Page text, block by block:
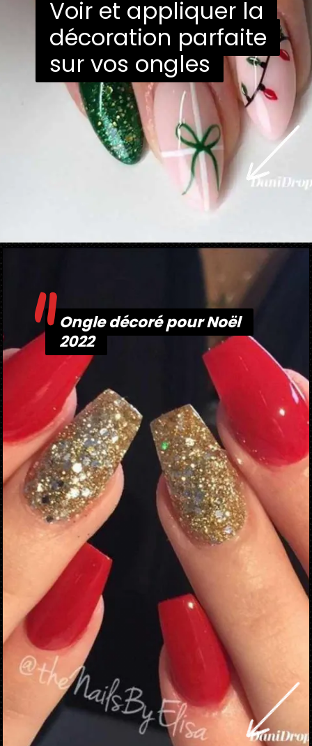
Voir et appliquer la
décoration parfaite
sur vos ongles
Voir et appliquer la
décoration parfaite
sur vos ongles
Ongle décoré pour Noël
2022
Ongle décoré pour Noël
2022
"